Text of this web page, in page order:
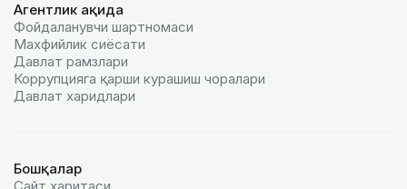
Агентлик ҳақида
Фойдаланувчи шартномаси
Махфийлик сиёсати
Давлат рамзлари
Коррупцияга қарши курашиш чоралари
Давлат харидлари
Бошқалар